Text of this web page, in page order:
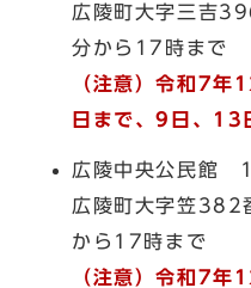
広陵町大字三吉
分から17時まで
（注意）令和7年
日まで、9日、13
広陵中央公民館
広陵町大字笠
から17時まで
（注意）令和7年